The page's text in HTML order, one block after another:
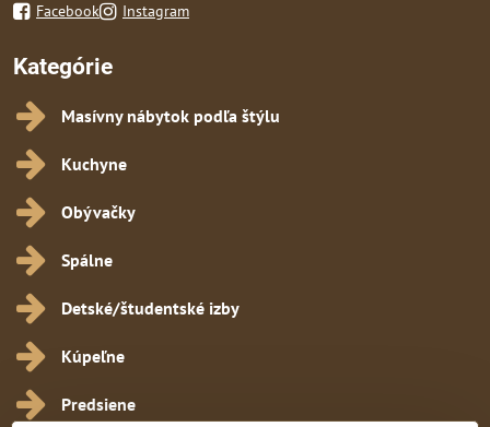
Facebook Instagram
Kategórie
Masívny nábytok podľa štýlu
Kuchyne
Obývačky
Spálne
Detské/študentské izby
Kúpeľne
Predsiene